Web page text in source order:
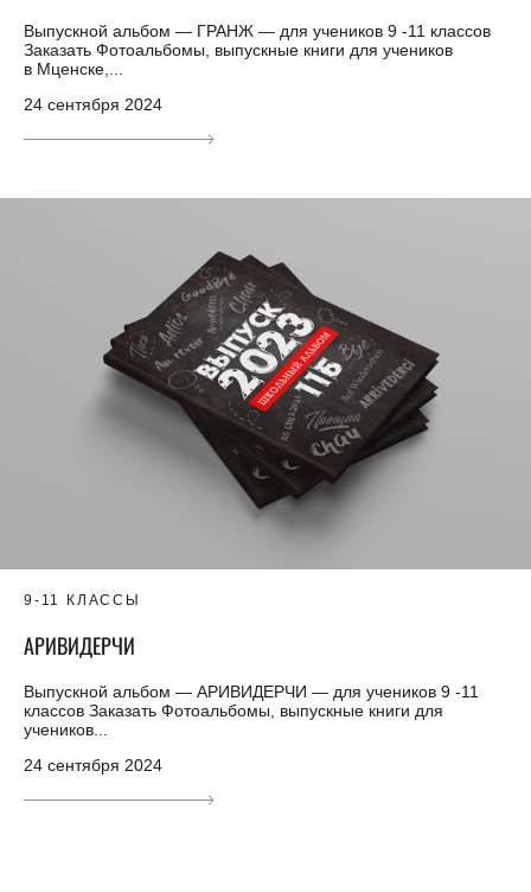
Выпускной альбом — ГРАНЖ — для учеников 9 -11 классов
Заказать Фотоальбомы, выпускные книги для учеников
в Мценске,...
24 сентября 2024
9-11 КЛАССЫ
АРИВИДЕРЧИ
Выпускной альбом — АРИВИДЕРЧИ — для учеников 9 -11
классов Заказать Фотоальбомы, выпускные книги для
учеников...
24 сентября 2024